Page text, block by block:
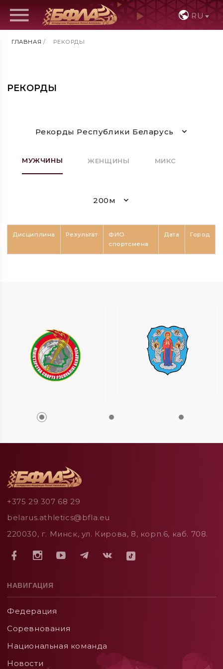
RU
ГЛАВНАЯ / РЕКОРДЫ
РЕКОРДЫ
Рекорды Республики Беларусь
МУЖЧИНЫ ЖЕНЩИНЫ МИКС
200м
Дисциплина Результат
ФИО
спортсмена
Дата Город
+375 29 307 68 29
belarus.athletics@bfla.eu
220030, г. Минск, ул. Кирова, 8, корп.6, каб. 708.
НАВИГАЦИЯ
Федерация
Соревнования
Национальная команда
Новости